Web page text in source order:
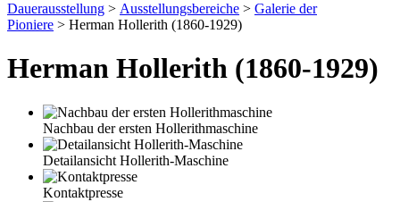
Dauerausstellung > Ausstellungsbereiche > Galerie der
Pioniere > Herman Hollerith (1860-1929)
Herman Hollerith (1860-1929)
Nachbau der ersten Hollerithmaschine
Detailansicht Hollerith-Maschine
Kontaktpresse